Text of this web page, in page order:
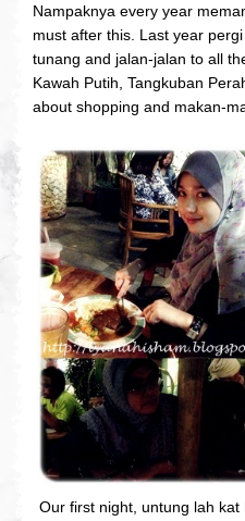
Nampaknya every year
must after this. Last year
tunang and jalan-jalan to all
Kawah Putih, Tangkuban
about shopping and makan-
Our first night, untung lah